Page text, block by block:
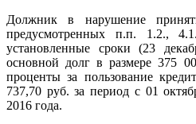
Должник в нарушение
предусмотренных п.п. 1.2.,
установленные сроки (23
основной долг в размере 375
проценты за пользование
737,70 руб. за период с 01
2016 года.